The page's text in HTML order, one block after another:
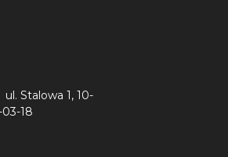
ul. Stalowa 1, 10-
18